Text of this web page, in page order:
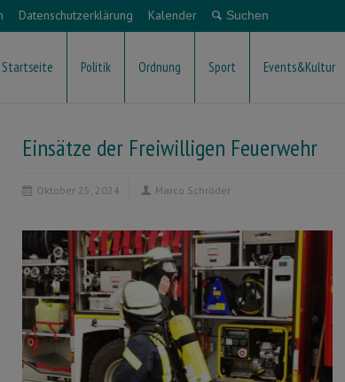
Datenschutzerklärung Kalender
Startseite Politik Ordnung Sport Events&Kultur
Einsätze der Freiwilligen Feuerwehr
Oktober 25, 2024 Marco Schröder